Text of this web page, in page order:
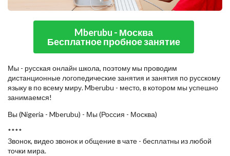
Mberubu - Москва
Бесплатное пробное занятие
Мы - русская онлайн школа, поэтому мы проводим
дистанционные логопедические занятия и занятия по русскому
языку в по всему миру. Mberubu - место, в котором мы успешно
занимаемся!
Вы (Nigeria - Mberubu) - Мы (Россия - Москва)
****
Звонок, видео звонок и общение в чате - бесплатны из любой
точки мира.